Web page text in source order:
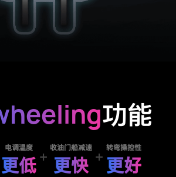
功能
电调温度
更低
收油门船减速
更快
转弯操控性
更好